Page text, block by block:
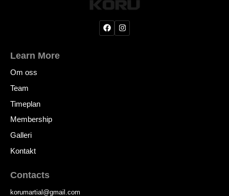
Learn More
Om oss
Team
Timeplan
Membership
Galleri
Kontakt
Contacts
korumartial@gmail.com